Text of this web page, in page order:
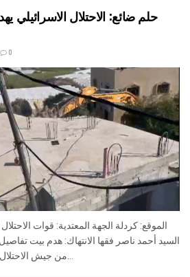
حلم ضائع: الاحتلال الاسرائيلي
0
الموقع: كردلة الجهة المعتدية: قوات
السيد أحمد ناصر فقها الانتهاك: هدم بيت
من جيش الاحتلال الإسرائيلي برفقة ما يسمى...